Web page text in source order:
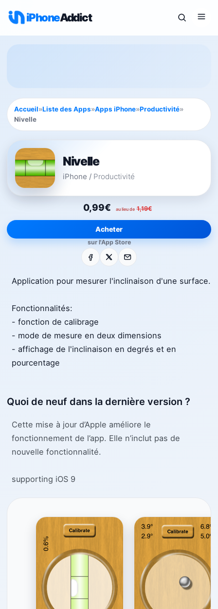
iPhoneAddict
Accueil»Liste des Apps»Apps iPhone»Productivité»
Nivelle
Nivelle
iPhone / Productivité
0,99€ au lieu de 1,19€
Acheter
sur l'App Store
Facebook E-mail
Application pour mesurer l'inclinaison d'une surface.
Fonctionnalités:
- fonction de calibrage
- mode de mesure en deux dimensions
- affichage de l'inclinaison en degrés et en
pourcentage
Quoi de neuf dans la dernière version ?
Cette mise à jour d’Apple améliore le
fonctionnement de l’app. Elle n’inclut pas de
nouvelle fonctionnalité.
supporting iOS 9